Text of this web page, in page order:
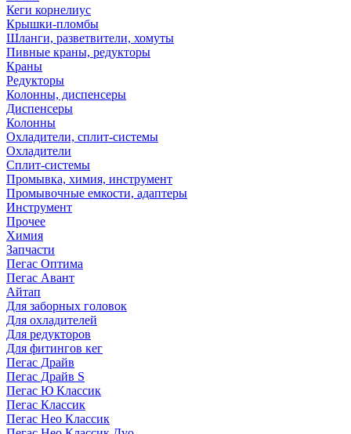
Кеги корнелиус
Крышки-пломбы
Шланги, разветвители, хомуты
Пивные краны, редукторы
Краны
Редукторы
Колонны, диспенсеры
Диспенсеры
Колонны
Охладители, сплит-системы
Охладители
Сплит-системы
Промывка, химия, инструмент
Промывочные емкости, адаптеры
Инструмент
Прочее
Химия
Запчасти
Пегас Оптима
Пегас Авант
Айтап
Для заборных головок
Для охладителей
Для редукторов
Для фитингов кег
Пегас Драйв
Пегас Драйв S
Пегас Ю Классик
Пегас Классик
Пегас Нео Классик